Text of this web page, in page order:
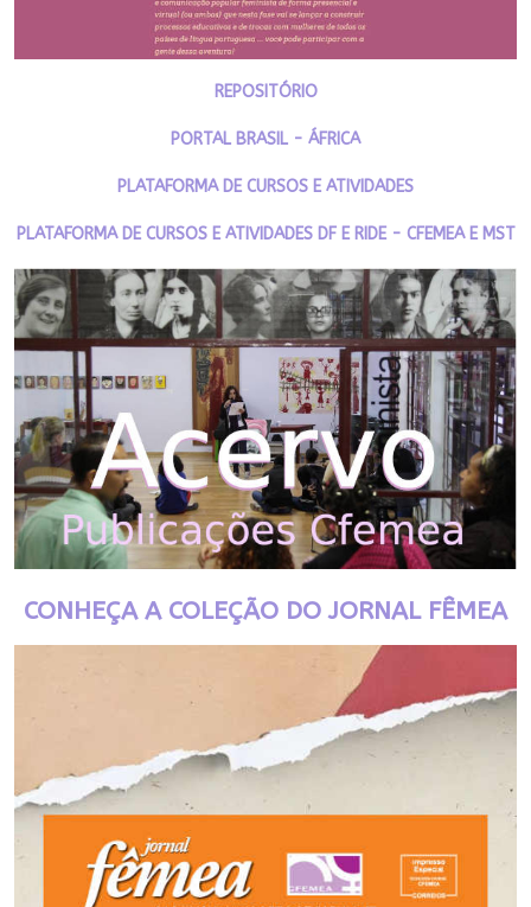
REPOSITÓRIO
PORTAL BRASIL - ÁFRICA
PLATAFORMA DE CURSOS E ATIVIDADES
PLATAFORMA DE CURSOS E ATIVIDADES DF E RIDE - CFEMEA E MST
CONHEÇA A COLEÇÃO DO JORNAL FÊMEA